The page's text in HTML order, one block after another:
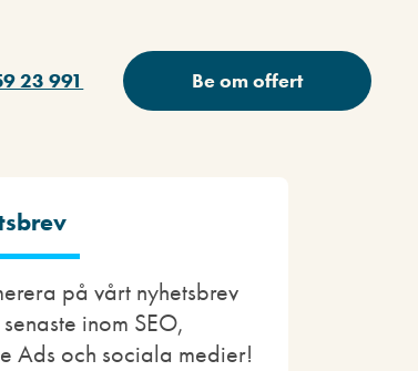
23 991 Be om offert
på vårt nyhetsbrev
inom SEO,
Ads och sociala medier!